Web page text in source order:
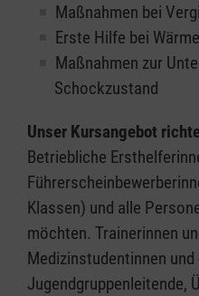
Maßnahmen bei
Erste Hilfe bei
Maßnahmen zur
Schockzustand
Unser Kursangebot
Betriebliche
Klassen) und alle
möchten. Trainerinnen
Medizinstudentinnen
Jugendgruppenleitende,